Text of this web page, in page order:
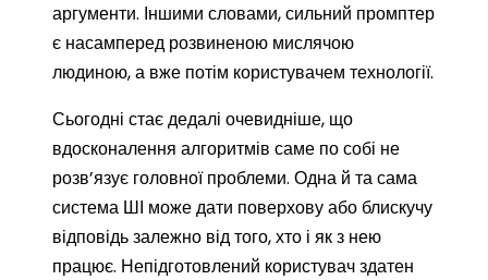
аргументи. Іншими словами, сильний промптер
є насамперед розвиненою мислячою
людиною, а вже потім користувачем технології.
Сьогодні стає дедалі очевидніше, що
вдосконалення алгоритмів саме по собі не
розв’язує головної проблеми. Одна й та сама
система ШІ може дати поверхову або блискучу
відповідь залежно від того, хто і як з нею
працює. Непідготовлений користувач здатен